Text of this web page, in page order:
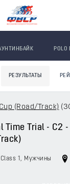
POLO
РЕЗУЛЬТАТЫ
(Road/Track) (
Time Trial - C2 -
Class 1 , Мужчины